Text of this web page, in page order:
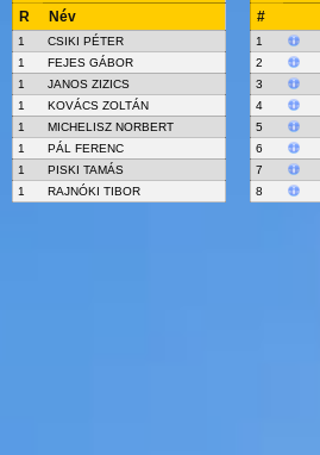
R
Név
1
CSIKI PÉTER
1
FEJES GÁBOR
1
JANOS ZIZICS
1
KOVÁCS ZOLTÁN
1
MICHELISZ NORBERT
1
PÁL FERENC
1
PISKI TAMÁS
1
RAJNÓKI TIBOR
#
1
2
3
4
5
6
7
8